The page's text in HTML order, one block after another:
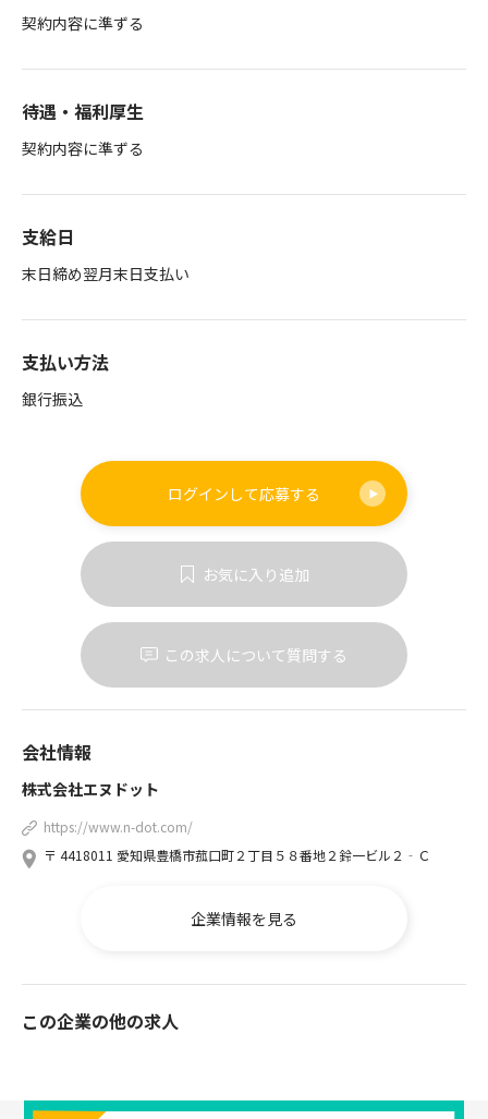
契約内容に準ずる
待遇・福利厚生
契約内容に準ずる
支給日
末日締め翌月末日支払い
支払い方法
銀行振込
ログインして応募する
お気に入り追加
この求人について質問する
会社情報
株式会社エヌドット
https://www.n-dot.com/
〒 4418011 愛知県豊橋市菰口町２丁目５８番地２鈴一ビル２‐Ｃ
企業情報を見る
この企業の他の求人